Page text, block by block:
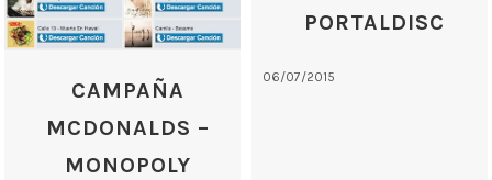
PORTALDISC
06/07/2015
CAMPAÑA
MCDONALDS –
MONOPOLY